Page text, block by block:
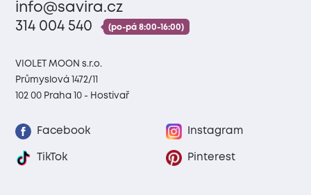
info@savira.cz
314 004 540
(po-pá 8:00-16:00)
VIOLET MOON s.r.o.
Průmyslová 1472/11
102 00 Praha 10 - Hostivař
Facebook Instagram
TikTok Pinterest